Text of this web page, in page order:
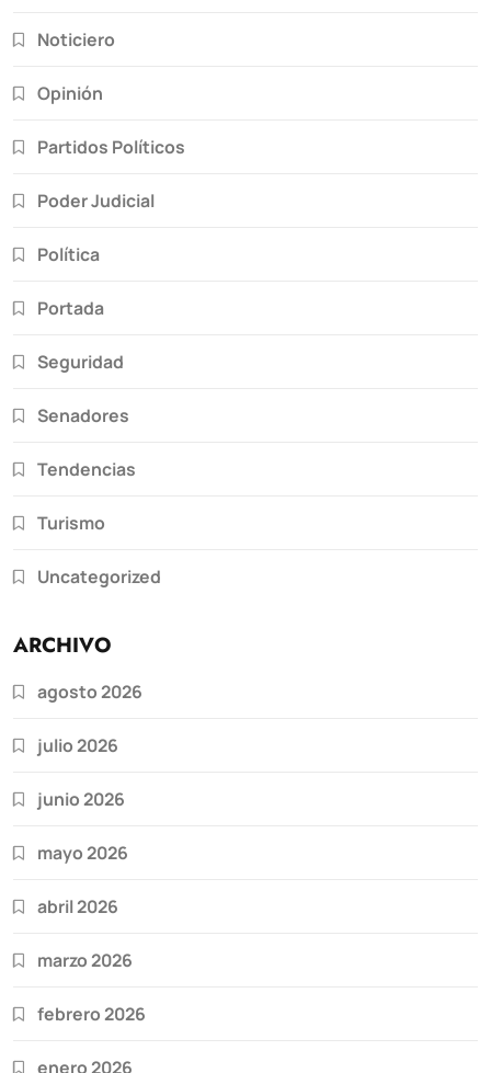
Noticiero
Opinión
Partidos Políticos
Poder Judicial
Política
Portada
Seguridad
Senadores
Tendencias
Turismo
Uncategorized
ARCHIVO
agosto 2026
julio 2026
junio 2026
mayo 2026
abril 2026
marzo 2026
febrero 2026
enero 2026